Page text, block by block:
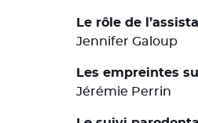
Le rôle de
Jennifer Galoup
Les empreintes
Jérémie Perrin